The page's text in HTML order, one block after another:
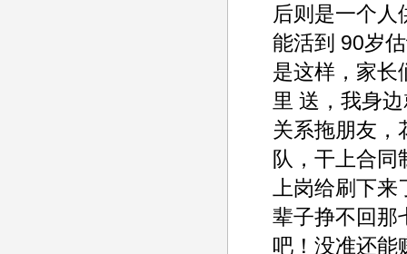
后则是一个人
能活到 90岁
是这样，家长
里 送，我身
关系拖朋友，
队，干上合同
上岗给刷下
辈子挣不回那
吧！没准还能